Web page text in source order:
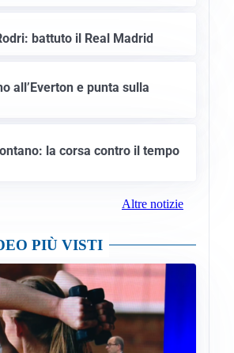
battuto il Real Madrid
all’Everton e punta sulla
la corsa contro il tempo
Altre notizie
PIÙ VISTI